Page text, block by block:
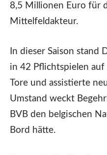
8,5 Millionen Euro für
Mittelfeldakteur.
In dieser Saison stand
in 42 Pflichtspielen auf
Tore und assistierte
Umstand weckt
BVB den belgischen
Bord hätte.